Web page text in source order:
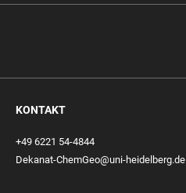
KONTAKT
+49 6221 54-4844
Dekanat-ChemGeo@uni-heidelberg.de